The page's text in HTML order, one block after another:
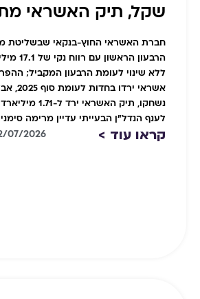
שקל, תיק האשראי
חברת האשראי החוץ-בנקאי שבשליטת
הרבעון
ללא שינוי לעומת הרבעון המקביל;
אשראי ירדו
נשחקו, תיק
לענף הנדל"ן הבעייתי עדיין מרימה
קראו עוד > 07/2026